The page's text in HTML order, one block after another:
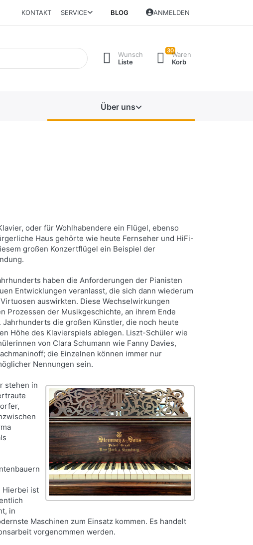
KONTAKT SERVICE BLOG ANMELDEN
Wunsch
Liste
30Waren
Korb
Über uns
oder für Wohlhabendere ein Flügel, ebenso
Haus gehörte wie heute Fernseher und HiFi-
großen Konzertflügel ein Beispiel der
haben die Anforderungen der Pianisten
Entwicklungen veranlasst, die sich dann wiederum
auswirkten. Diese Wechselwirkungen
Prozessen der Musikgeschichte, an ihrem Ende
Jahrhunderts die großen Künstler, die noch heute
Höhe des Klavierspiels ablegen. Liszt-Schüler wie
von Clara Schumann wie Fanny Davies,
die Einzelnen können immer nur
Nennungen sein.
stehen in
Hierbei ist
in
Maschinen zum Einsatz kommen. Es handelt
vorgenommen werden.